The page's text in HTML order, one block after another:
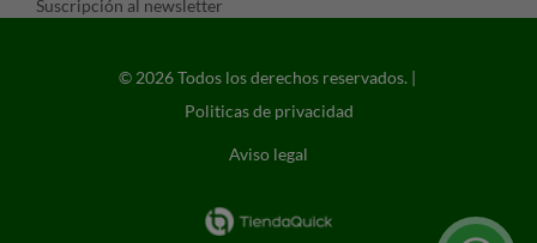
Suscripción al newsletter
© 2026 Todos los derechos reservados. |
Politicas de privacidad
Aviso legal